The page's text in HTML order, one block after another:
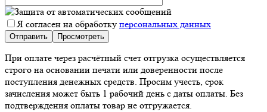
Я согласен на обработку персональных данных
При оплате через расчётный счет отгрузка осуществляется
строго на основании печати или доверенности после
поступления денежных средств. Просим учесть, срок
зачисления может быть 1 рабочий день с даты оплаты. Без
подтверждения оплаты товар не отгружается.